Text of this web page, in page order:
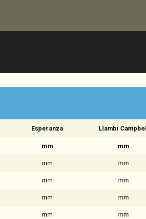
Esperanza Llambi Campbell
mm mm
mm mm
mm mm
mm mm
mm mm